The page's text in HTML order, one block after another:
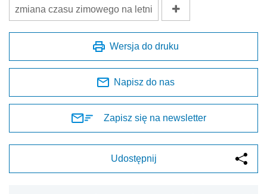
zmiana czasu zimowego na letni
Wersja do druku
Napisz do nas
Zapisz się na newsletter
Udostępnij